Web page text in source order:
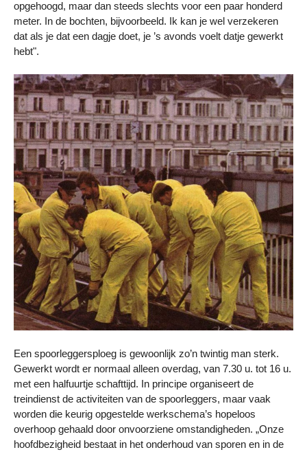
opgehoogd, maar dan steeds slechts voor een paar honderd
meter. In de bochten, bijvoorbeeld. Ik kan je wel verzekeren
dat als je dat een dagje doet, je ’s avonds voelt datje gewerkt
hebt".
Een spoorleggersploeg is gewoonlijk zo’n twintig man sterk.
Gewerkt wordt er normaal alleen overdag, van 7.30 u. tot 16 u.
met een halfuurtje schafttijd. In principe organiseert de
treindienst de activiteiten van de spoorleggers, maar vaak
worden die keurig opgestelde werkschema’s hopeloos
overhoop gehaald door onvoorziene omstandigheden. „Onze
hoofdbezigheid bestaat in het onderhoud van sporen en in de